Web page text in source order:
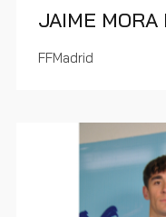
JAIME MORA
FFMadrid